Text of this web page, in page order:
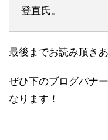
登直氏。
最後までお読み頂き
ぜひ下のブログバナ
なります！